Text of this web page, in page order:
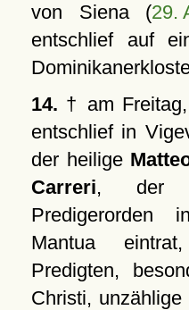
von Siena (29.
entschlief auf
14. † am
entschlief in
der heilige
Carreri, der
Predigerorden
Mantua
Predigten,
Christi,